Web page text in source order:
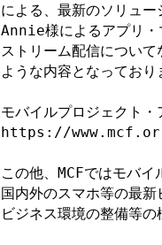
による、最新のソリュ
Annie様によるアプリ・
ストリーム配信につい
ような内容となっており
モバイルプロジェクト
https://
この他、MCFではモバ
国内外のスマホ等の最
ビジネス環境の整備等の